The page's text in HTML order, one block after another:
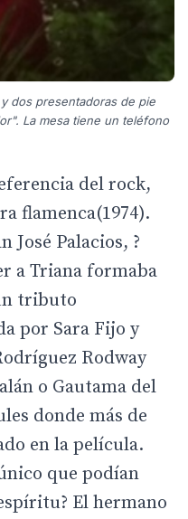
dos presentadoras de pie
La mesa tiene un teléfono
del rock,
flamenca(1974).
José Palacios, ?
a Triana formaba
tributo
por Sara Fijo y
Rodway
o Gautama del
donde más de
en la película.
que podían
El hermano